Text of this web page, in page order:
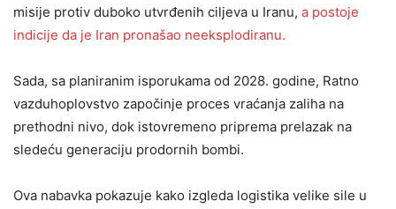
misije protiv duboko utvrđenih ciljeva u Iranu, a postoje
indicije da je Iran pronašao neeksplodiranu.
Sada, sa planiranim isporukama od 2028. godine, Ratno
vazduhoplovstvo započinje proces vraćanja zaliha na
prethodni nivo, dok istovremeno priprema prelazak na
sledeću generaciju prodornih bombi.
Ova nabavka pokazuje kako izgleda logistika velike sile u